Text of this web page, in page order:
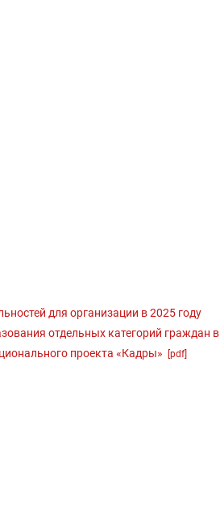
для организации в 2025 году
отдельных категорий граждан в
проекта «Кадры»
[pdf]